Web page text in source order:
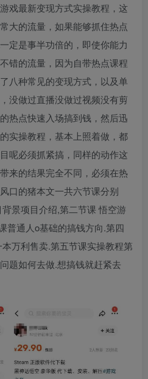
戏最新变现方式实操教程，这
大的流量，如果能够抓住热点
定是事半功倍的，即使你能力
错的流量，因为自带热点课程
八种常见的变现方式，以及单
没做过直播没做过视频没有剪
热点快速入场搞到钱，然后迅
实操教程，基本上照着做，都
呢必须抓紧搞，同样的动作这
来的结果完全不同，必须在热
口的猪本文一共六节课分别
景项目介绍,第二节课 悟空游
普通人o基础的搞钱方向.第四
万利售卖.第五节课实操教程第
题如何去做.想搞钱就赶紧去